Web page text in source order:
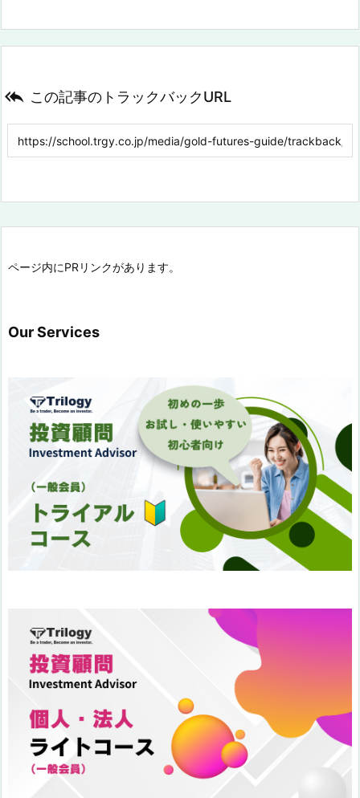
 この記事のトラックバックURL
ページ内にPRリンクがあります。
Our Services